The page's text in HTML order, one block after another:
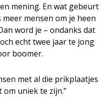
mening. En wat gebeurt
mensen om je heen
word je – ondanks dat
echt twee jaar te jong
boomer.
met al die prikplaatjes
uniek te zijn.”